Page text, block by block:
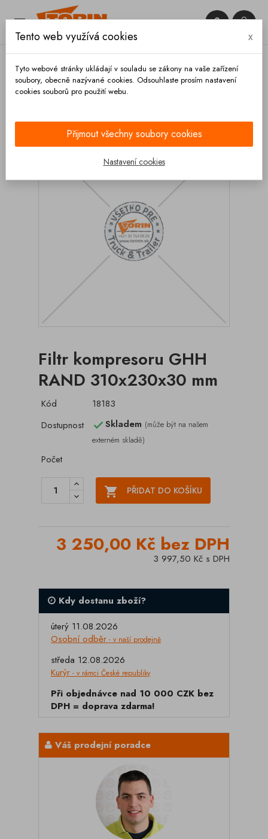
 

Filtr kompresoru GHH
RAND 310x230x30 mm
Kód
18183
Dostupnost
Skladem (může být na našem
externém skladě)
Počet
 PŘIDAT DO KOŠÍKU
3 250,00 Kč bez DPH
3 997,50 Kč s DPH
Kdy dostanu zboží?
úterý 11.08.2026
Osobní odběr - v naší prodejně
středa 12.08.2026
Kurýr - v rámci České republiky
Při objednávce nad 10 000 CZK bez
DPH = doprava zdarma!
Váš prodejní poradce
Tento web využívá cookies x
Tyto webové stránky ukládají v souladu se zákony na vaše zařízení
soubory, obecně nazývané cookies. Odsouhlaste prosím nastavení
cookies souborů pro použití webu.
Přijmout všechny soubory cookies
Nastavení cookies